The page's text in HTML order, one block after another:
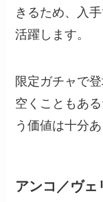
きるため、入
活躍します。
限定ガチャで
空くこともあ
う価値は十分あ
アンコ／ヴェ